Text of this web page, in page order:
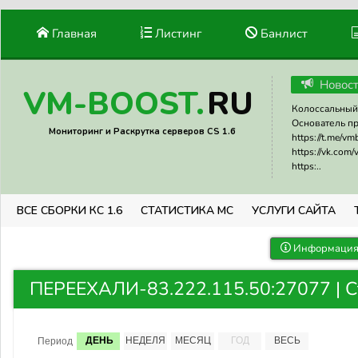
Главная Листинг Банлист
VM-BOOST.RU
Мониторинг и Раскрутка серверов CS 1.6
Основатель
https://t.me/
https://vk.com/
https:..
ВСЕ СБОРКИ КС 1.6 СТАТИСТИКА МС УСЛУГИ САЙТА
ПЕРЕЕХАЛИ-83.222.115.50:27077 |
Период ДЕНЬ НЕДЕЛЯ МЕСЯЦ ГОД ВЕСЬ